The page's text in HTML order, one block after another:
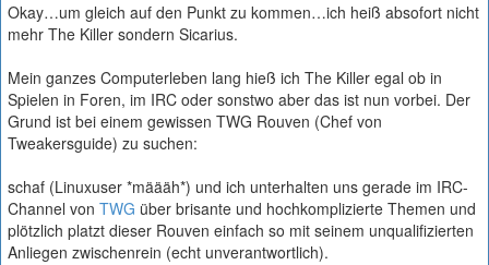
Okay…um gleich auf den Punkt zu kommen…ich heiß absofort nicht
mehr The Killer sondern Sicarius.
Mein ganzes Computerleben lang hieß ich The Killer egal ob in
Spielen in Foren, im IRC oder sonstwo aber das ist nun vorbei. Der
Grund ist bei einem gewissen TWG Rouven (Chef von
Tweakersguide) zu suchen:
schaf (Linuxuser *määäh*) und ich unterhalten uns gerade im IRC-
Channel von TWG über brisante und hochkomplizierte Themen und
plötzlich platzt dieser Rouven einfach so mit seinem unqualifizierten
Anliegen zwischenrein (echt unverantwortlich).